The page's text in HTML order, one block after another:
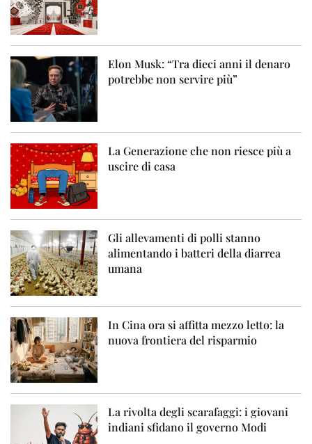
Elon Musk: “Tra dieci anni il denaro
potrebbe non servire più”
La Generazione che non riesce più a
uscire di casa
Gli allevamenti di polli stanno
alimentando i batteri della diarrea
umana
In Cina ora si affitta mezzo letto: la
nuova frontiera del risparmio
La rivolta degli scarafaggi: i giovani
indiani sfidano il governo Modi